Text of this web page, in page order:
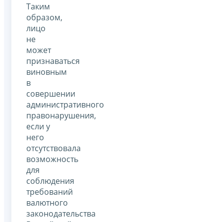
Таким
образом,
лицо
не
может
признаваться
виновным
в
совершении
административного
правонарушения,
если у
него
отсутствовала
возможность
для
соблюдения
требований
валютного
законодательства